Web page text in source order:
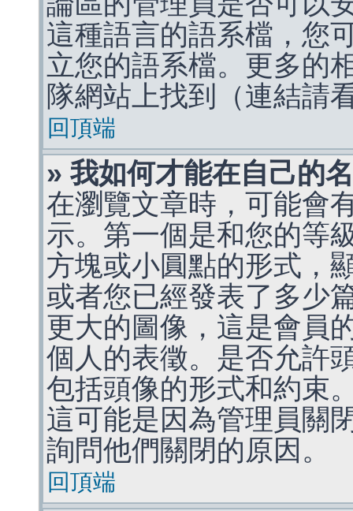
這種語言的語系檔，您
立您的語系檔。更多的
隊網站上找到（連結請
回頂端
» 我如何才能在自己的
在瀏覽文章時，可能會
示。第一個是和您的等
方塊或小圓點的形式，
或者您已經發表了多少
更大的圖像，這是會員
個人的表徵。是否允許
包括頭像的形式和約束
這可能是因為管理員關
詢問他們關閉的原因。
回頂端